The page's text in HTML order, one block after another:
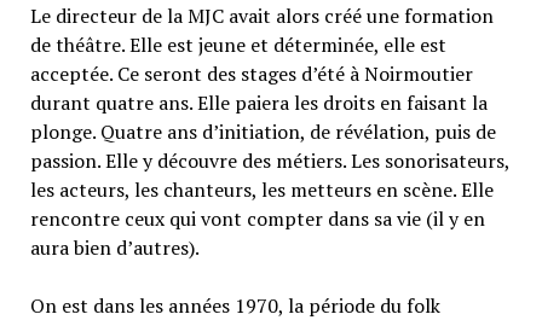
Le directeur de la MJC avait alors créé une formation
de théâtre. Elle est jeune et déterminée, elle est
acceptée. Ce seront des stages d’été à Noirmoutier
durant quatre ans. Elle paiera les droits en faisant la
plonge. Quatre ans d’initiation, de révélation, puis de
passion. Elle y découvre des métiers. Les sonorisateurs,
les acteurs, les chanteurs, les metteurs en scène. Elle
rencontre ceux qui vont compter dans sa vie (il y en
aura bien d’autres).
On est dans les années 1970, la période du folk